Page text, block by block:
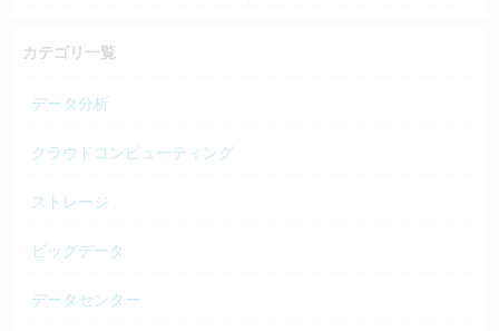
カテゴリ一覧
データ分析
クラウドコンピューティング
ストレージ
ビッグデータ
データセンター